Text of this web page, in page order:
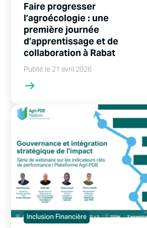
Faire progresser
l’agroécologie : une
première journée
d’apprentissage et de
collaboration à Rabat
Publié le 21 avril 2026
Inclusion Financière